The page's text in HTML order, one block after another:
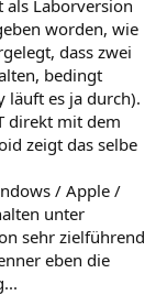
als Laborversion
worden, wie
dass zwei
bedingt
läuft es ja durch).
direkt mit dem
zeigt das selbe
/ Apple /
unter
sehr zielführend
eben die